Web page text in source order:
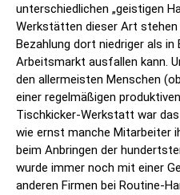
unterschiedlichen „geistigen
Werkstätten dieser Art stehen
Bezahlung dort niedriger als
Arbeitsmarkt ausfallen kann.
den allermeisten Menschen
einer regelmäßigen
Tischkicker-Werkstatt war
wie ernst manche Mitarbeiter
beim Anbringen der
wurde immer noch mit einer
anderen Firmen bei Routine-